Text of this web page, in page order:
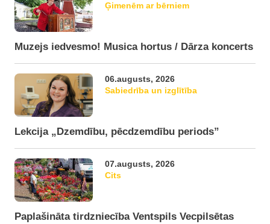
Ģimenēm ar bērniem
Muzejs iedvesmo! Musica hortus / Dārza koncerts
06.augusts, 2026
Sabiedrība un izglītība
Lekcija „Dzemdību, pēcdzemdību periods”
07.augusts, 2026
Cits
Paplašināta tirdzniecība Ventspils Vecpilsētas